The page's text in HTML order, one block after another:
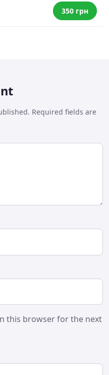
350 грн
Required fields are
this browser for the next